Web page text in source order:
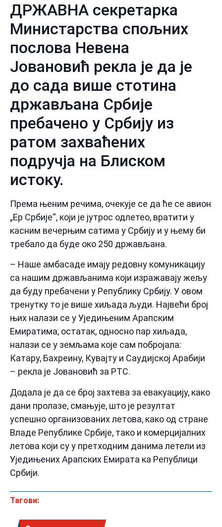
ДРЖАВНА секретарка
Министарства спољних
послова Невена
Јовановић рекла је да је
до сада више стотина
држављана Србије
пребачено у Србију из
ратом захваћених
подручја на Блиском
истоку.
Према њеним речима, очекује се да ће се авион
„Ер Србије“, који је јутрос одлетео, вратити у
касним вечерњим сатима у Србију и у њему би
требало да буде око 250 држављана.
– Наше амбасаде имају редовну комуникацију
са нашим држављанима који изражавају жељу
да буду пребачени у Републику Србију. У овом
тренутку то је више хиљада људи. Највећи број
њих налази се у Уједињеним Арапским
Емиратима, остатак, односно пар хиљада,
налази се у земљама које сам побројала:
Катару, Бахреину, Кувајту и Саудијској Арабији
– рекла је Јовановић за РТС.
Додала је да се број захтева за евакуацију, како
дани пролазе, смањује, што је резултат
успешно организованих летова, како од стране
Владе Републике Србије, тако и комерцијалних
летова који су у претходним данима летели из
Уједињених Арапских Емирата ка Републици
Србији.
Тагови: